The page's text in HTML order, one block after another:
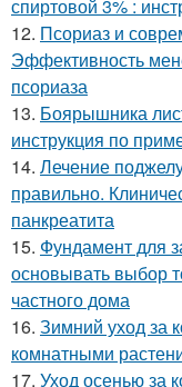
спиртовой 3% :
12. Псориаз и
Эффективность
псориаза
13. Боярышника
инструкция по
14. Лечение
правильно.
панкреатита
15. Фундамент для
основывать выбор
частного дома
16. Зимний уход за
комнатными
17. Уход осенью за